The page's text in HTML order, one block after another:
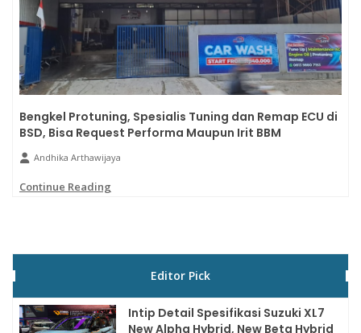
Bengkel Protuning, Spesialis Tuning dan Remap ECU di
BSD, Bisa Request Performa Maupun Irit BBM
Andhika Arthawijaya
Continue Reading
Editor Pick
Intip Detail Spesifikasi Suzuki XL7
New Alpha Hybrid, New Beta Hybrid